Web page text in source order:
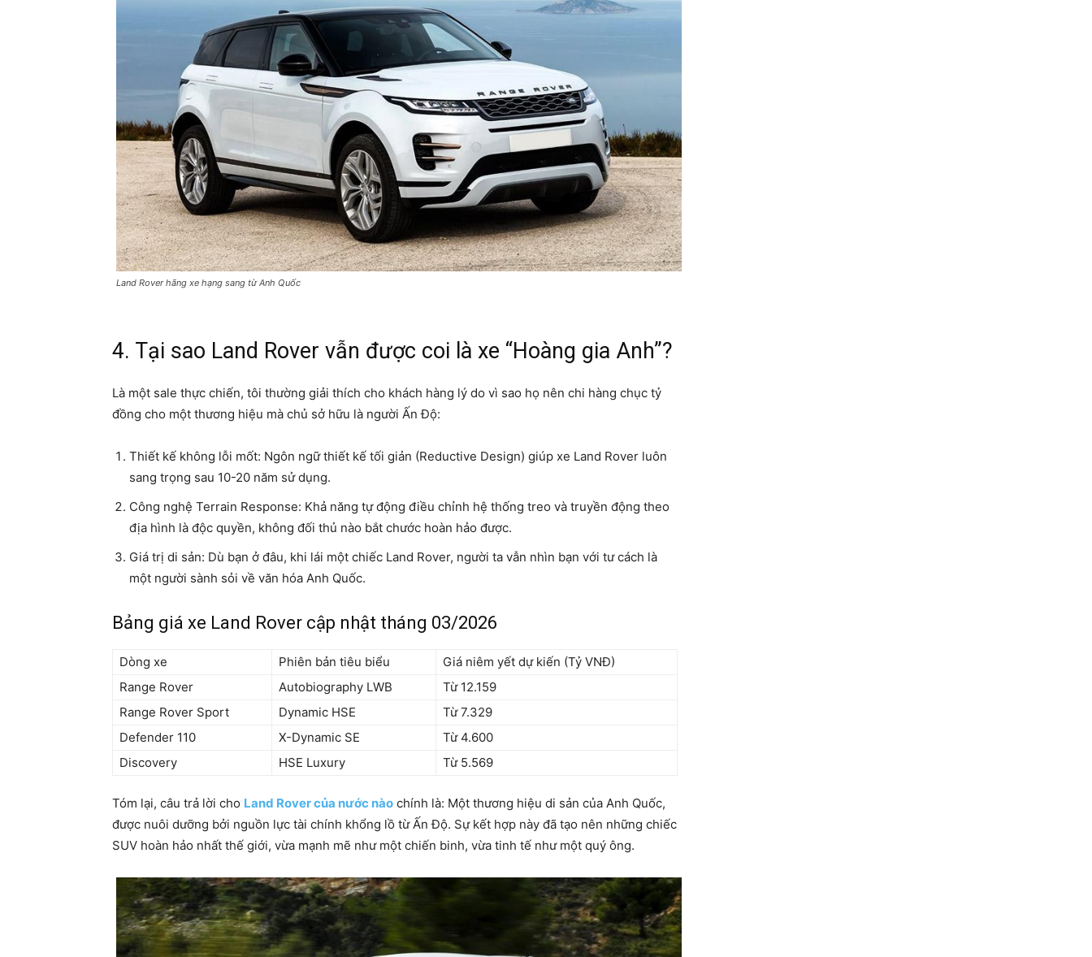
Land Rover hãng xe hạng sang từ Anh Quốc
4. Tại sao Land Rover vẫn được coi là xe “Hoàng gia Anh”?
Là một sale thực chiến, tôi thường giải thích cho khách hàng lý do vì sao họ nên chi hàng chục tỷ
đồng cho một thương hiệu mà chủ sở hữu là người Ấn Độ:
Thiết kế không lỗi mốt: Ngôn ngữ thiết kế tối giản (Reductive Design) giúp xe Land Rover luôn
sang trọng sau 10-20 năm sử dụng.
Công nghệ Terrain Response: Khả năng tự động điều chỉnh hệ thống treo và truyền động theo
địa hình là độc quyền, không đối thủ nào bắt chước hoàn hảo được.
Giá trị di sản: Dù bạn ở đâu, khi lái một chiếc Land Rover, người ta vẫn nhìn bạn với tư cách là
một người sành sỏi về văn hóa Anh Quốc.
Bảng giá xe Land Rover cập nhật tháng 03/2026
Dòng xe Phiên bản tiêu biểu
Giá niêm yết dự kiến (Tỷ VNĐ)
Range Rover
Autobiography LWB
Từ 12.159
Range Rover Sport
Dynamic HSE
Từ 7.329
Defender 110
X-Dynamic SE
Từ 4.600
Discovery
HSE Luxury Từ 5.569
Tóm lại, câu trả lời cho Land Rover của nước nào chính là: Một thương hiệu di sản của Anh Quốc,
được nuôi dưỡng bởi nguồn lực tài chính khổng lồ từ Ấn Độ. Sự kết hợp này đã tạo nên những chiếc
SUV hoàn hảo nhất thế giới, vừa mạnh mẽ như một chiến binh, vừa tinh tế như một quý ông.